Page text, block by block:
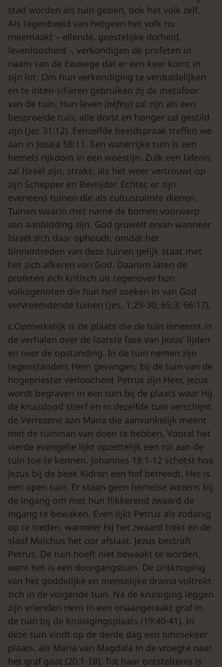
stad worden als tuin gezien, ook het volk zelf.
Als tegenbeeld van hetgeen het volk nu
meemaakt – ellende, geestelijke dorheid,
levenloosheid -, verkondigen de profeten in
naam van de Eeuwige dat er een keer komt in
zijn lot. Om hun verkondiging te verduidelijken
en te inten-sifiëren gebruiken zij de metafoor
van de tuin. Hun leven (nèfèsj) zal zijn als een
besproeide tuin, alle dorst en honger zal gestild
zijn (Jer. 31:12). Eenzelfde beeldspraak treffen we
aan in Jesaja 58:11. Een waterrijke tuin is een
hemels rijkdom in een woestijn. Zulk een lafenis
zal Israël zijn, straks, als het weer vertrouwt op
zijn Schepper en Bevrijder. Echter, er zijn
eveneens tuinen die als cultusruimte dienen.
Tuinen waarin met name de bomen voorwerp
van aanbidding zijn. God gruwelt ervan wanneer
Israël zich daar ophoudt, omdat het
binnentreden van deze tuinen gelijk staat met
het zich afkeren van God. Daarom laten de
profeten zich kritisch uit tegenover hun
volksgenoten die hun heil zoeken in van God
vervreemdende tuinen (Jes. 1:29-30; 65:3; 66:17).
c.Opmerkelijk is de plaats die de tuin inneemt in
de verhalen over de laatste fase van Jezus’ lijden
en over de opstanding. In de tuin nemen zijn
tegenstanders Hem gevangen; bij de tuin van de
hogepriester verloochent Petrus zijn Heer, Jezus
wordt begraven in een tuin bij de plaats waar Hij
de kruisdood stierf en in dezelfde tuin verschijnt
de Verrezene aan Maria die aanvankelijk meent
met de tuinman van doen te hebben. Vooral het
vierde evangelie lijkt opzettelijk een rol aan de
tuin toe te kennen. Johannes 18:1-12 schetst hoe
Jezus bij de beek Kidron een hof betreedt. Het is
een open tuin. Er staan geen hemelse wezens bij
de ingang om met hun flikkerend zwaard de
ingang te bewaken. Even lijkt Petrus als zodanig
op te treden, wanneer hij het zwaard trekt en de
slaaf Malchus het oor afslaat. Jezus bestraft
Petrus. De tuin hoeft niet bewaakt te worden,
want het is een doorgangstuin. De ontknoping
van het goddelijke en menselijke drama voltrekt
zich in de volgende tuin. Na de kruisiging leggen
zijn vrienden Hem in een onaangeraakt graf in
de tuin bij de kruisigingsplaats (19:40-41). In
deze tuin vindt op de derde dag een ommekeer
plaats, als Maria van Magdala in de vroegte naar
het graf gaat (20:1-18). Tot haar ontsteltenis is